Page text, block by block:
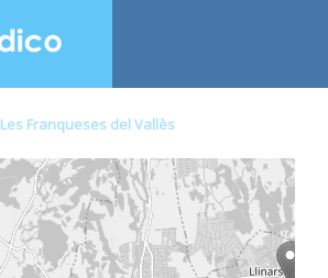
Les Franqueses del Vallès